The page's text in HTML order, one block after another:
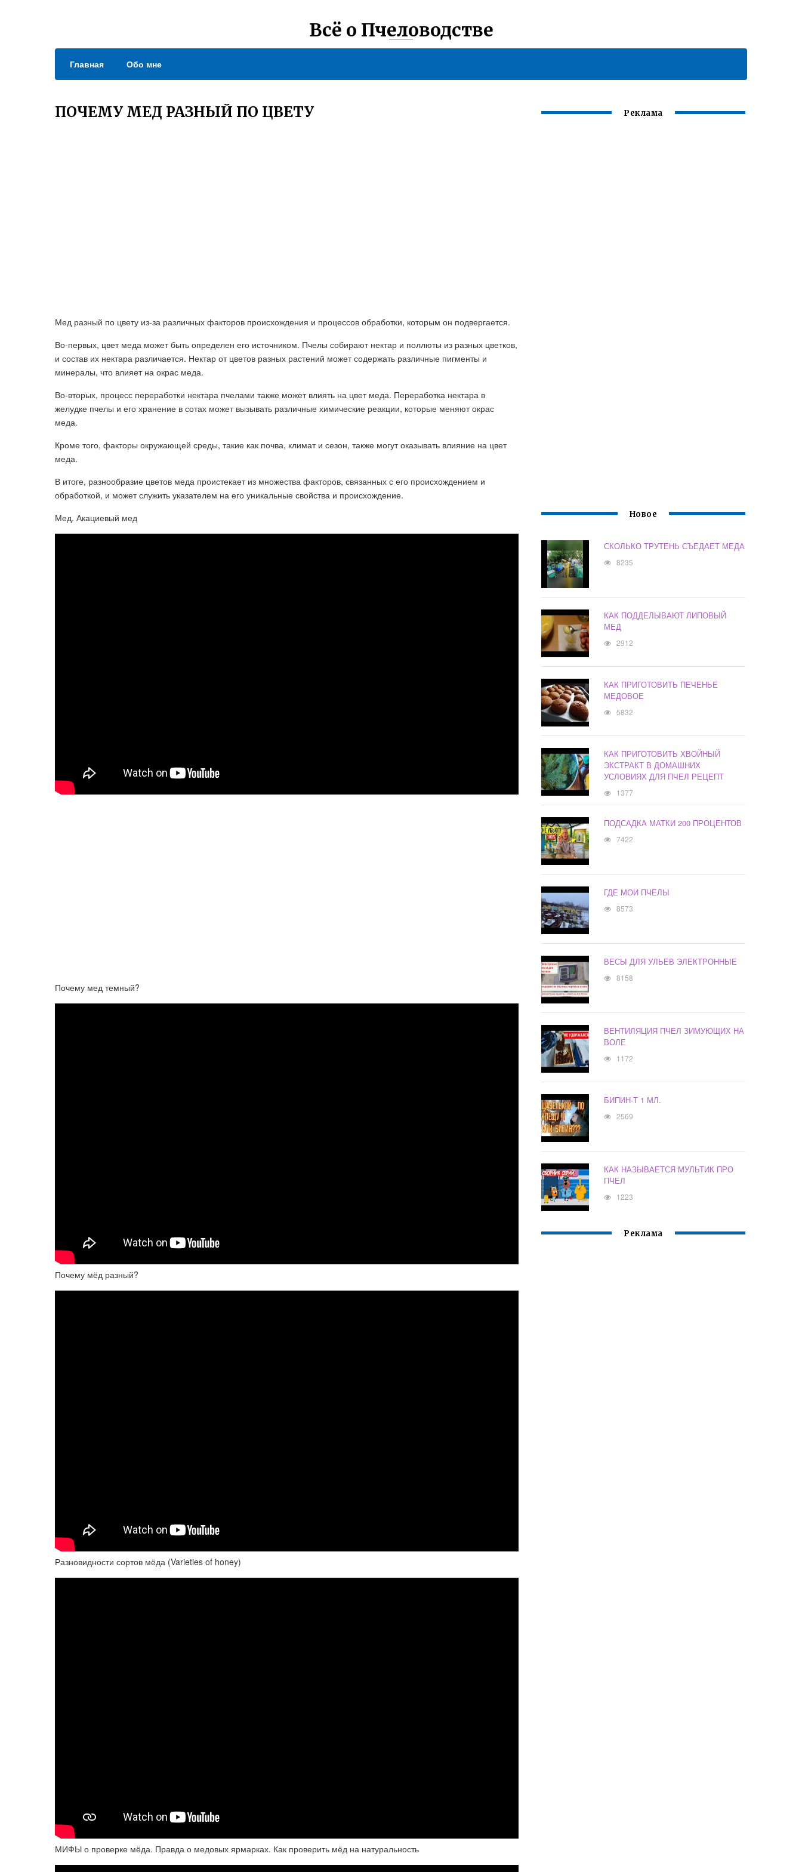
Всё о Пчеловодстве
Главная Обо мне
ПОЧЕМУ МЕД РАЗНЫЙ ПО ЦВЕТУ
Мед разный по цвету из-за различных факторов происхождения и процессов обработки, которым он подвергается.
Во-первых, цвет меда может быть определен его источником. Пчелы собирают нектар и поллюты из разных цветков,
и состав их нектара различается. Нектар от цветов разных растений может содержать различные пигменты и
минералы, что влияет на окрас меда.
Во-вторых, процесс переработки нектара пчелами также может влиять на цвет меда. Переработка нектара в
желудке пчелы и его хранение в сотах может вызывать различные химические реакции, которые меняют окрас
меда.
Кроме того, факторы окружающей среды, такие как почва, климат и сезон, также могут оказывать влияние на цвет
меда.
В итоге, разнообразие цветов меда проистекает из множества факторов, связанных с его происхождением и
обработкой, и может служить указателем на его уникальные свойства и происхождение.
Мед. Акациевый мед
Почему мед темный?
Почему мёд разный?
Разновидности сортов мёда (Varieties of honey)
МИФЫ о проверке мёда. Правда о медовых ярмарках. Как проверить мёд на натуральность
Реклама
Новое
СКОЛЬКО ТРУТЕНЬ СЪЕДАЕТ МЕДА
8235
КАК ПОДДЕЛЫВАЮТ ЛИПОВЫЙ
МЕД
2912
КАК ПРИГОТОВИТЬ ПЕЧЕНЬЕ
МЕДОВОЕ
5832
КАК ПРИГОТОВИТЬ ХВОЙНЫЙ
ЭКСТРАКТ В ДОМАШНИХ
УСЛОВИЯХ ДЛЯ ПЧЕЛ РЕЦЕПТ
1377
ПОДСАДКА МАТКИ 200 ПРОЦЕНТОВ
7422
ГДЕ МОИ ПЧЕЛЫ
8573
ВЕСЫ ДЛЯ УЛЬЕВ ЭЛЕКТРОННЫЕ
8158
ВЕНТИЛЯЦИЯ ПЧЕЛ ЗИМУЮЩИХ НА
ВОЛЕ
1172
БИПИН-Т 1 МЛ.
2569
КАК НАЗЫВАЕТСЯ МУЛЬТИК ПРО
ПЧЕЛ
1223
Реклама